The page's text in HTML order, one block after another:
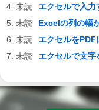
エクセルで入
Excelの列の幅
エクセルを
エクセルで文字